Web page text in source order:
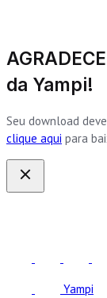
da Yampi!
Seu download
clique aqui para
Yampi